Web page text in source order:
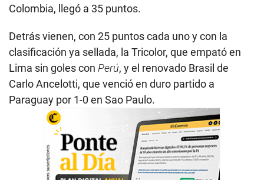
Colombia, llegó a 35 puntos.
Detrás vienen, con 25 puntos cada uno y con la
clasificación ya sellada, la Tricolor, que empató en
Lima sin goles con Perú, y el renovado Brasil de
Carlo Ancelotti, que venció en duro partido a
Paraguay por 1-0 en Sao Paulo.